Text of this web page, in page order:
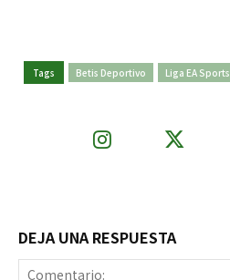
Tags Betis Deportivo Liga EA Sports
DEJA UNA RESPUESTA